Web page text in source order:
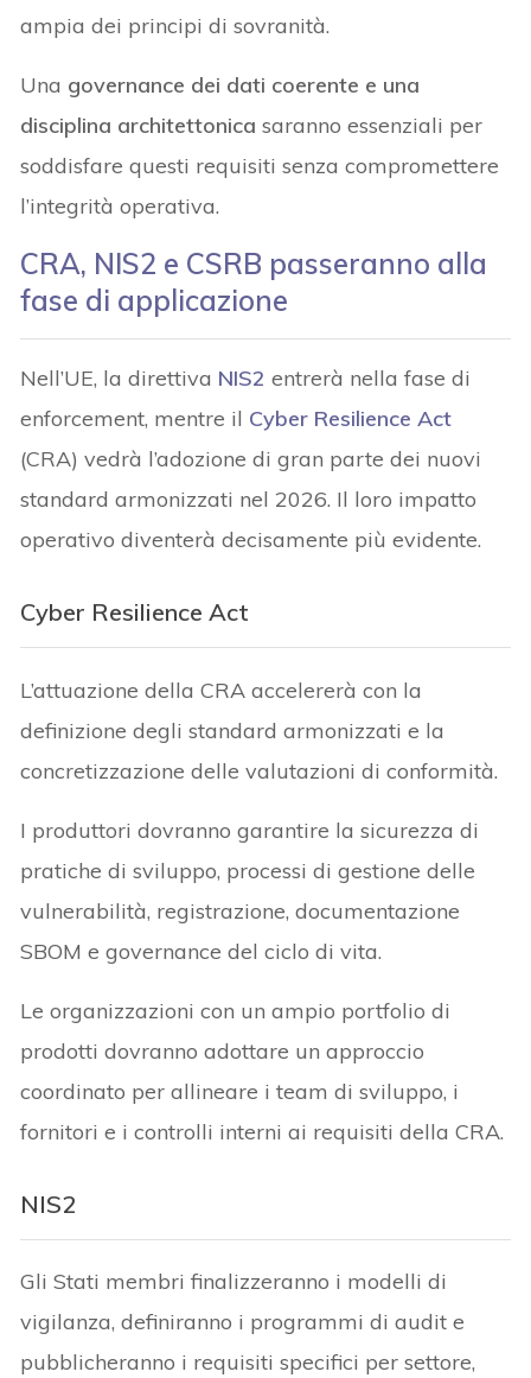
ampia dei principi di sovranità.
Una governance dei dati coerente e una
disciplina architettonica saranno essenziali per
soddisfare questi requisiti senza compromettere
l’integrità operativa.
CRA, NIS2 e CSRB passeranno alla
fase di applicazione
Nell’UE, la direttiva NIS2 entrerà nella fase di
enforcement, mentre il Cyber Resilience Act
(CRA) vedrà l’adozione di gran parte dei nuovi
standard armonizzati nel 2026. Il loro impatto
operativo diventerà decisamente più evidente.
Cyber Resilience Act
L’attuazione della CRA accelererà con la
definizione degli standard armonizzati e la
concretizzazione delle valutazioni di conformità.
I produttori dovranno garantire la sicurezza di
pratiche di sviluppo, processi di gestione delle
vulnerabilità, registrazione, documentazione
SBOM e governance del ciclo di vita.
Le organizzazioni con un ampio portfolio di
prodotti dovranno adottare un approccio
coordinato per allineare i team di sviluppo, i
fornitori e i controlli interni ai requisiti della CRA.
NIS2
Gli Stati membri finalizzeranno i modelli di
vigilanza, definiranno i programmi di audit e
pubblicheranno i requisiti specifici per settore,